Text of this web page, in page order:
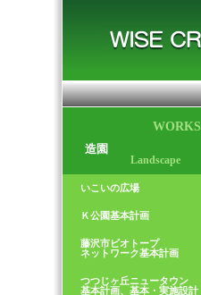
WORKS
造園
Landscape
いこいの広場
Ｋ公園基本計画
藤沢市ビオトープ
ネットワーク基本計画
つつじヶ丘ニュータウン
基本計画、基本・実施設計